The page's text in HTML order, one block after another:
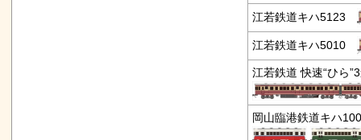
江若鉄道キハ5123
江若鉄道キハ5010
江若鉄道 快速“ひら
岡山臨港鉄道キハ